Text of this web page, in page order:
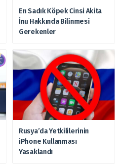
En Sadık Köpek Cinsi Akita
İnu Hakkında Bilinmesi
Gerekenler
Rusya’da Yetkililerinin
iPhone Kullanması
Yasaklandı